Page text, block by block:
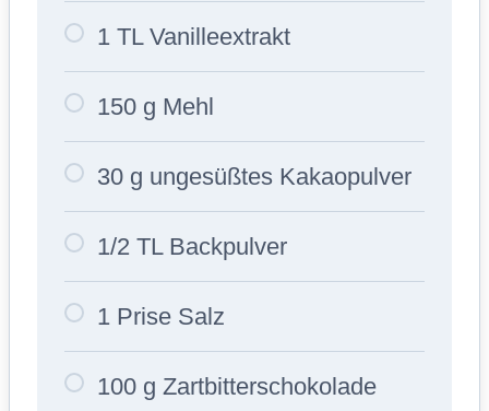
1 TL Vanilleextrakt
150 g Mehl
30 g ungesüßtes Kakaopulver
1/2 TL Backpulver
1 Prise Salz
100 g Zartbitterschokolade